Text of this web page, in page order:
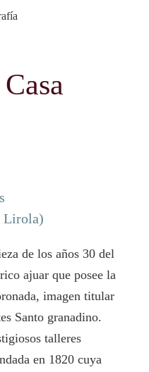
Lirola)
de los años 30 del
ajuar que posee la
imagen titular
Santo granadino.
talleres
en 1820 cuya